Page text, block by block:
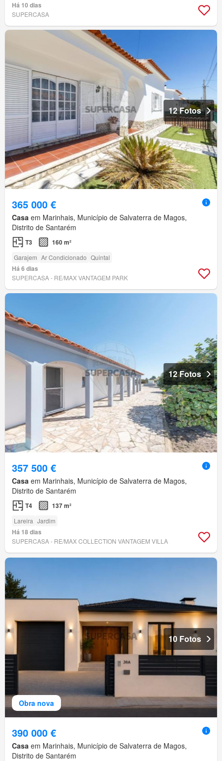
Há 10 dias
SUPERCASA
12 Fotos
365 000 €
Casa em Marinhais, Município de Salvaterra de Magos,
Distrito de Santarém
T3 160 m²
Garajem Ar Condicionado Quintal
Há 6 dias
SUPERCASA - RE/MAX VANTAGEM PARK
12 Fotos
357 500 €
Casa em Marinhais, Município de Salvaterra de Magos,
Distrito de Santarém
T4 137 m²
Lareira Jardim
Há 18 dias
SUPERCASA - RE/MAX COLLECTION VANTAGEM VILLA
Obra nova
10 Fotos
390 000 €
Casa em Marinhais, Município de Salvaterra de Magos,
Distrito de Santarém